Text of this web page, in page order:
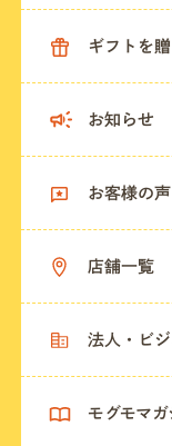
ギフトを
お知らせ
お客様の声
店舗一覧
法人・ビ
モグモマガ